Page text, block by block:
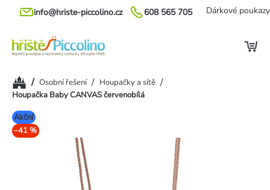
Přejít
608 565 705
info@hriste-piccolino.cz Dárkové poukazy
Domů/ Osobní řešení / Houpačky a sítě /
Houpačka Baby CANVAS červenobílá
Akční
–41 %